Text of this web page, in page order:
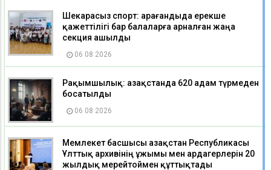
Шекарасыз спорт: Қарағандыда ерекше
қажеттілігі бар балаларға арналған жаңа
секция ашылды
06 08 2026
Рақымшылық: Қазақстанда 620 адам түрмеден
босатылды
06 08 2026
Мемлекет басшысы Қазақстан Республикасы
Ұлттық архивінің ұжымы мен ардагерлерін 20
жылдық мерейтоймен құттықтады